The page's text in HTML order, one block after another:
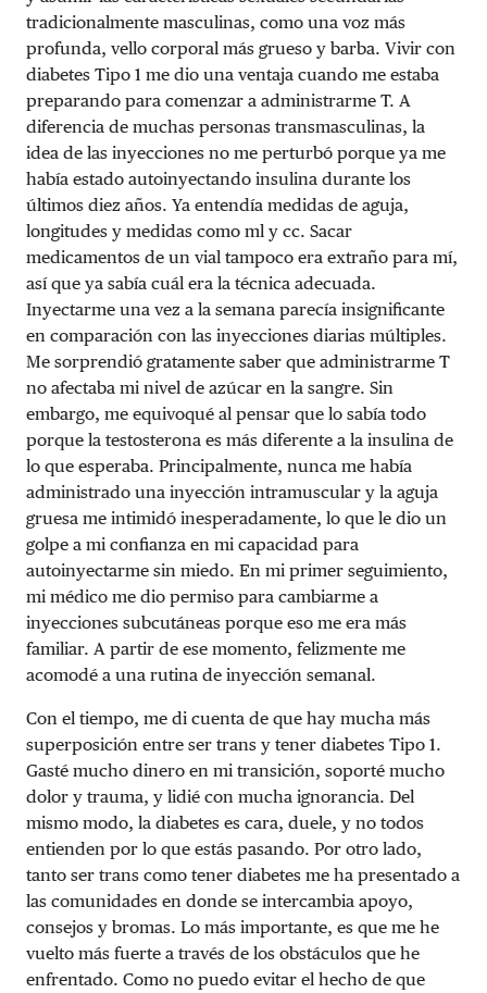
tradicionalmente masculinas, como una voz más
profunda, vello corporal más grueso y barba. Vivir con
diabetes Tipo 1 me dio una ventaja cuando me estaba
preparando para comenzar a administrarme T. A
diferencia de muchas personas transmasculinas, la
idea de las inyecciones no me perturbó porque ya me
había estado autoinyectando insulina durante los
últimos diez años. Ya entendía medidas de aguja,
longitudes y medidas como ml y cc. Sacar
medicamentos de un vial tampoco era extraño para mí,
así que ya sabía cuál era la técnica adecuada.
Inyectarme una vez a la semana parecía insignificante
en comparación con las inyecciones diarias múltiples.
Me sorprendió gratamente saber que administrarme T
no afectaba mi nivel de azúcar en la sangre. Sin
embargo, me equivoqué al pensar que lo sabía todo
porque la testosterona es más diferente a la insulina de
lo que esperaba. Principalmente, nunca me había
administrado una inyección intramuscular y la aguja
gruesa me intimidó inesperadamente, lo que le dio un
golpe a mi confianza en mi capacidad para
autoinyectarme sin miedo. En mi primer seguimiento,
mi médico me dio permiso para cambiarme a
inyecciones subcutáneas porque eso me era más
familiar. A partir de ese momento, felizmente me
acomodé a una rutina de inyección semanal.
Con el tiempo, me di cuenta de que hay mucha más
superposición entre ser trans y tener diabetes Tipo 1.
Gasté mucho dinero en mi transición, soporté mucho
dolor y trauma, y ​​lidié con mucha ignorancia. Del
mismo modo, la diabetes es cara, duele, y no todos
entienden por lo que estás pasando. Por otro lado,
tanto ser trans como tener diabetes me ha presentado a
las comunidades en donde se intercambia apoyo,
consejos y bromas. Lo más importante, es que me he
vuelto más fuerte a través de los obstáculos que he
enfrentado. Como no puedo evitar el hecho de que